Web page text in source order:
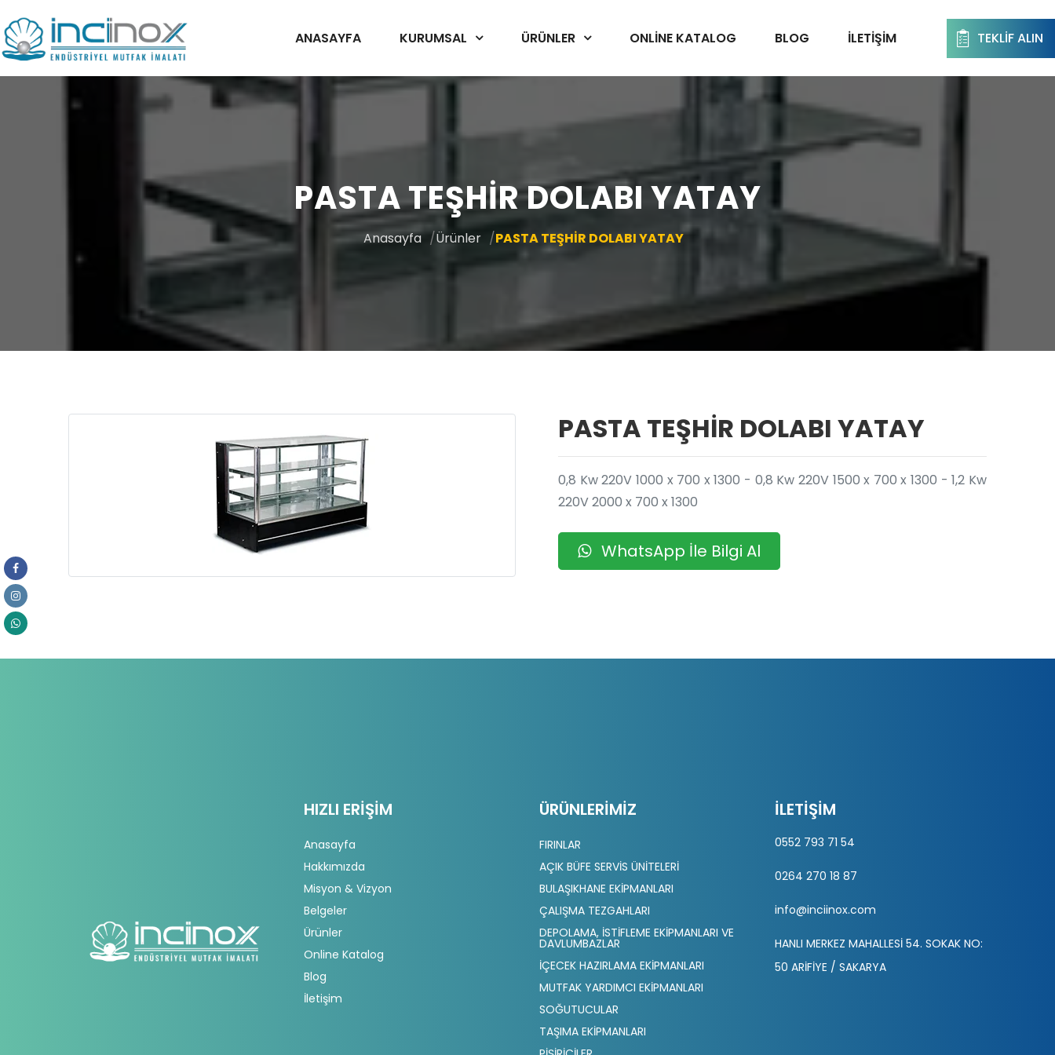
ANASAYFA KURUMSAL ÜRÜNLER ONLINE KATALOG BLOG İLETIŞIM TEKLIF ALIN
PASTA TEŞHİR DOLABI YATAY
Anasayfa Ürünler PASTA TEŞHİR DOLABI YATAY
PASTA TEŞHİR DOLABI YATAY
0,8 Kw 220V 1000 x 700 x 1300 - 0,8 Kw 220V 1500 x 700 x 1300 - 1,2 Kw
220V 2000 x 700 x 1300
WhatsApp İle Bilgi Al
HIZLI ERIŞIM
Anasayfa
Hakkımızda
Misyon & Vizyon
Belgeler
Ürünler
Online Katalog
Blog
İletişim
ÜRÜNLERIMIZ
FIRINLAR
AÇIK BÜFE SERVİS ÜNİTELERİ
BULAŞIKHANE EKİPMANLARI
ÇALIŞMA TEZGAHLARI
DEPOLAMA, İSTİFLEME EKİPMANLARI VE
DAVLUMBAZLAR
İÇECEK HAZIRLAMA EKİPMANLARI
MUTFAK YARDIMCI EKİPMANLARI
SOĞUTUCULAR
TAŞIMA EKİPMANLARI
İLETIŞIM
0552 793 71 54
0264 270 18 87
info@inciinox.com
HANLI MERKEZ MAHALLESİ 54. SOKAK NO:
50 ARİFİYE / SAKARYA